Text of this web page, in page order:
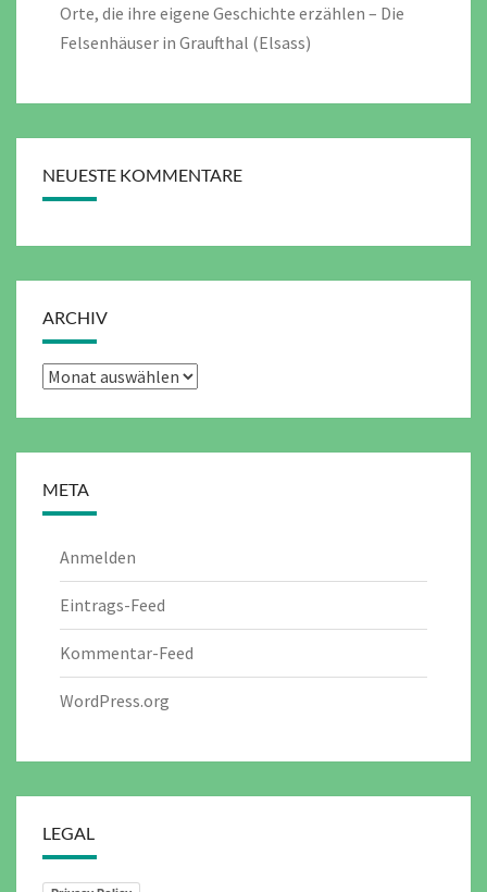
Orte, die ihre eigene Geschichte erzählen – Die
Felsenhäuser in Graufthal (Elsass)
NEUESTE KOMMENTARE
ARCHIV
Archiv
META
Anmelden
Eintrags-Feed
Kommentar-Feed
WordPress.org
LEGAL